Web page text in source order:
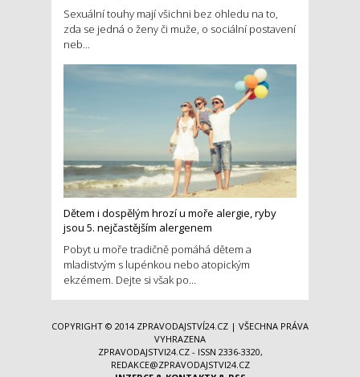
Sexuální touhy mají všichni bez ohledu na to,
zda se jedná o ženy či muže, o sociální postavení
neb...
Dětem i dospělým hrozí u moře alergie, ryby
jsou 5. nejčastějším alergenem
Pobyt u moře tradičně pomáhá dětem a
mladistvým s lupénkou nebo atopickým
ekzémem. Dejte si však po...
COPYRIGHT © 2014 ZPRAVODAJSTVÍ24.CZ | VŠECHNA PRÁVA
VYHRAZENA
ZPRAVODAJSTVI24.CZ - ISSN 2336-3320,
REDAKCE@ZPRAVODAJSTVI24.CZ